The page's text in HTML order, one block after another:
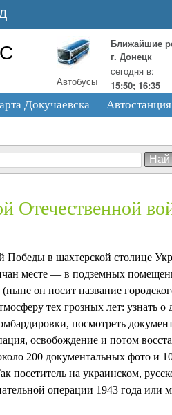
Автобусы
Ближайшие
г. Донецк
сегодня в:
15:50; 16:35
Докучаевска
Отечественной
в шахтерской столице
месте — в подземных
он носит название
тех грозных лет: узнать
посмотреть
освобождение и потом
200 документальных фото и
посетитель на украинском,
операции 1943 года